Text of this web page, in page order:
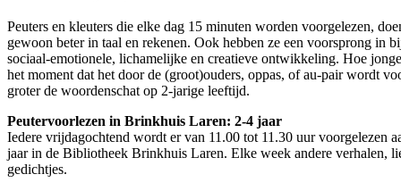
Peuters en kleuters die elke dag 15 minuten worden voorgelezen,
gewoon beter in taal en rekenen. Ook hebben ze een voorsprong in
sociaal-emotionele, lichamelijke en creatieve ontwikkeling. Hoe
het moment dat het door de (groot)ouders, oppas, of au-pair wordt
groter de woordenschat op 2-jarige leeftijd.
Peutervoorlezen in Brinkhuis Laren: 2-4 jaar
Iedere vrijdagochtend wordt er van 11.00 tot 11.30 uur voorgelezen
jaar in de Bibliotheek Brinkhuis Laren. Elke week andere verhalen,
gedichtjes.